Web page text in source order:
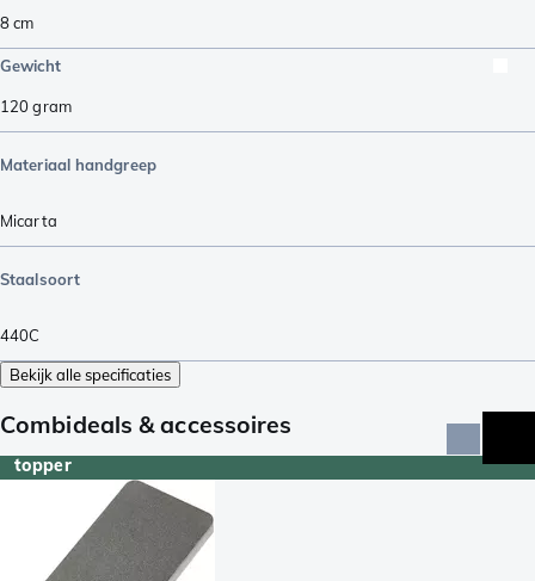
8cm
Gewicht
120gram
Materiaal handgreep
Micarta
Staalsoort
440C
Bekijk alle specificaties
Combideals & accessoires
topper